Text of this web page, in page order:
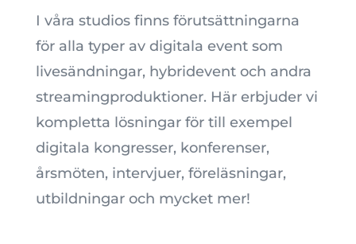
I våra studios finns förutsättningarna
för alla typer av digitala event som
livesändningar, hybridevent och andra
streamingproduktioner. Här erbjuder vi
kompletta lösningar för till exempel
digitala kongresser, konferenser,
årsmöten, intervjuer, föreläsningar,
utbildningar och mycket mer!